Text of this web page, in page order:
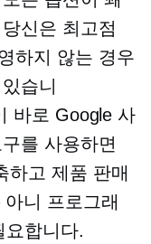
신은 최고점
하지 않는 경우
습니
바로 Google 사
를 사용하면
하고 제품 판매
니
프로그래
요합니다.